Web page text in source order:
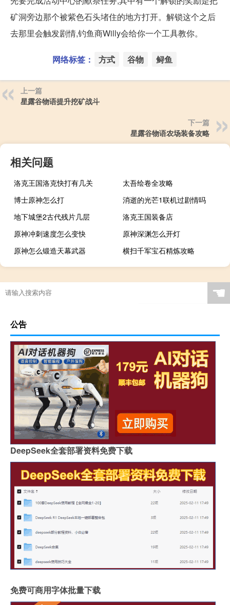
矿洞旁边那个被紫色石头堵住的地方打开。解锁这个之后
去那里会触发剧情,钓鱼商Willy会给你一个工具教你。
网络标签： 方式 谷物 鲟鱼
上一篇
星露谷物语提升挖矿战斗
下一篇
星露谷物语农场装备攻略
相关问题
洛克王国洛克快打有几关
太吾绘卷全攻略
博士原神怎么打
消逝的光芒1联机过剧情吗
地下城堡2古代残片几层
洛克王国装备店
原神冲刺速度怎么变快
原神深渊怎么开灯
原神怎么锻造天幕武器
横扫千军宝石精炼攻略
☚
公告
DeepSeek全套部署资料免费下载
免费可商用字体批量下载